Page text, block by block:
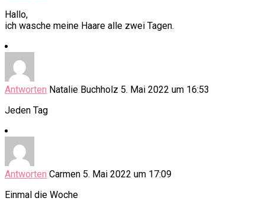
Hallo,
ich wasche meine Haare alle zwei Tagen.
Antworten Natalie Buchholz 5. Mai 2022 um 16:53
Jeden Tag
Antworten Carmen 5. Mai 2022 um 17:09
Einmal die Woche